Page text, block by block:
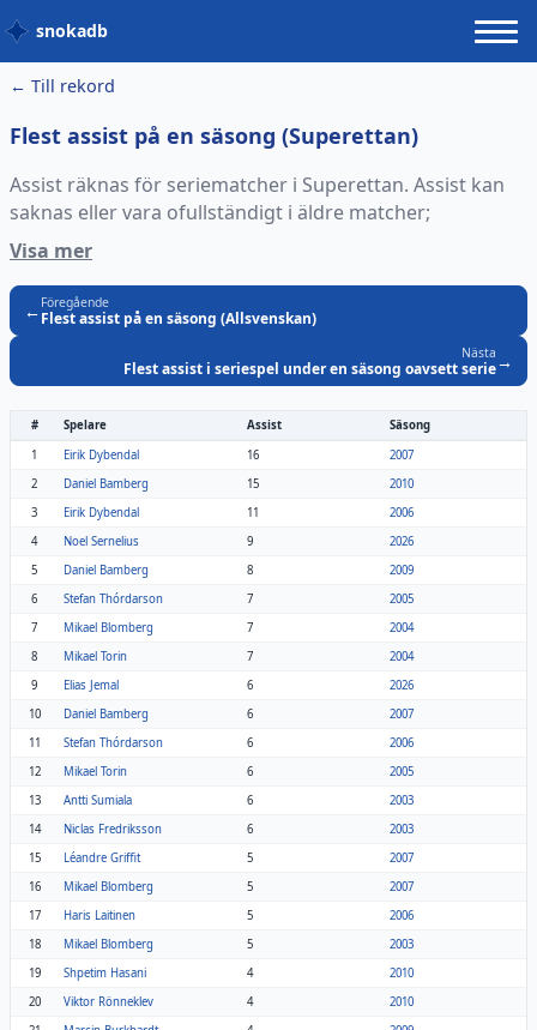
snokadb
← Till rekord
Flest assist på en säsong (Superettan)
Assist räknas för seriematcher i Superettan. Assist kan
saknas eller vara ofullständigt i äldre matcher;
definitionen av assist har också varierat över tid.
Visa mer
← Föregående
Flest assist på en säsong (Allsvenskan)
Nästa
Flest assist i seriespel under en säsong oavsett serie→
# Spelare Assist
Säsong
1
Eirik Dybendal 16
2007
2
Daniel Bamberg 15
2010
3
Eirik Dybendal 11
2006
4
Noel Sernelius 9
2026
5
Daniel Bamberg 8
2009
6
Stefan Thórdarson 7
2005
7
Mikael Blomberg 7
2004
8
Mikael Torin 7
2004
9
Elias Jemal 6
2026
10
Daniel Bamberg 6
2007
11
Stefan Thórdarson 6
2006
12
Mikael Torin 6
2005
13
Antti Sumiala 6
2003
14
Niclas Fredriksson 6
2003
15
Léandre Griffit 5
2007
16
Mikael Blomberg 5
2007
17
Haris Laitinen 5
2006
18
Mikael Blomberg 5
2003
19
Shpetim Hasani 4
2010
20
Viktor Rönneklev 4
2010